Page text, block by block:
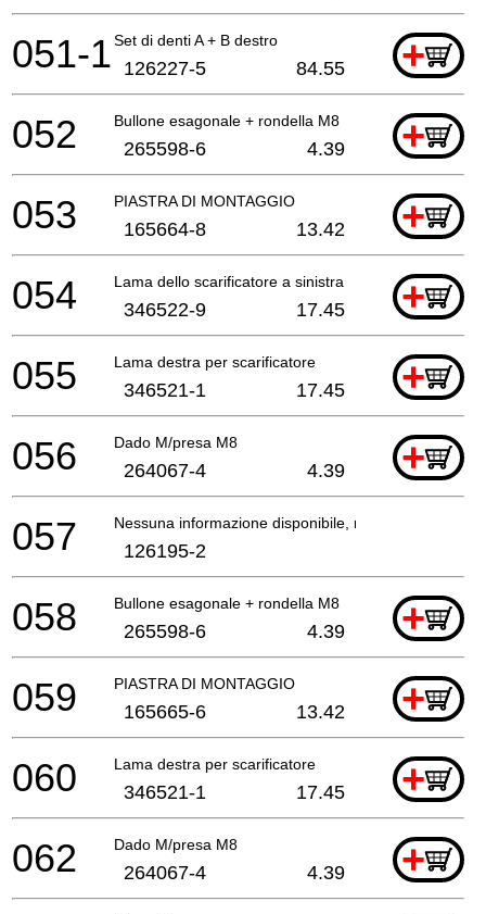
Set di denti A + B destro +
051-1 126227-5 84.55
Bullone esagonale + rondella M8 +
052 265598-6 4.39
PIASTRA DI MONTAGGIO +
053 165664-8 13.42
Lama dello scarificatore a sinistra +
054 346522-9 17.45
Lama destra per scarificatore +
055 346521-1 17.45
Dado M/presa M8 +
056 264067-4 4.39
Nessuna informazione disponibile, non ordinabile
057 126195-2
Bullone esagonale + rondella M8 +
058 265598-6 4.39
PIASTRA DI MONTAGGIO +
059 165665-6 13.42
Lama destra per scarificatore +
060 346521-1 17.45
Dado M/presa M8 +
062 264067-4 4.39